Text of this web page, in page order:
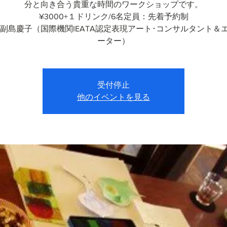
分と向き合う貴重な時間のワークショップです。
¥3000+１ドリンク/6名定員：先着予約制
島慶子（国際機関IEATA認定表現アート･コンサルタント＆
ーター）
受付停止
他のイベントを見る